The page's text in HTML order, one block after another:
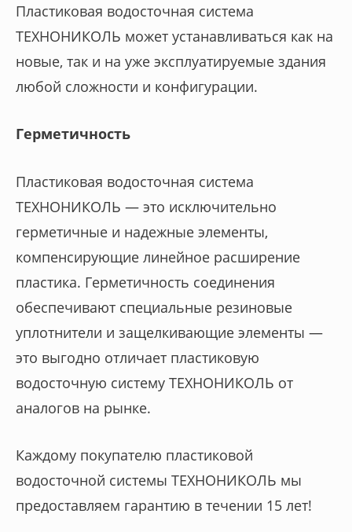
Пластиковая водосточная система
ТЕХНОНИКОЛЬ может устанавливаться как на
новые, так и на уже эксплуатируемые здания
любой сложности и конфигурации.
Герметичность
Пластиковая водосточная система
ТЕХНОНИКОЛЬ — это исключительно
герметичные и надежные элементы,
компенсирующие линейное расширение
пластика. Герметичность соединения
обеспечивают специальные резиновые
уплотнители и защелкивающие элементы —
это выгодно отличает пластиковую
водосточную систему ТЕХНОНИКОЛЬ от
аналогов на рынке.
Каждому покупателю пластиковой
водосточной системы ТЕХНОНИКОЛЬ мы
предоставляем гарантию в течении 15 лет!